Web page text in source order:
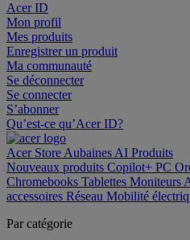
Acer ID
Mon profil
Mes produits
Enregistrer un produit
Ma communauté
Se déconnecter
Se connecter
S’abonner
Qu’est-ce qu’Acer ID?
Acer Store Aubaines AI Produits
Nouveaux produits Copilot+ PC
Chromebooks Tablettes Moniteurs
accessoires Réseau Mobilité
Par catégorie